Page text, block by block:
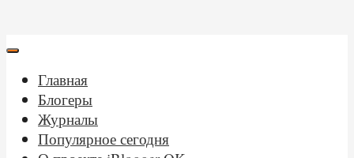
Главная
Блогеры
Журналы
Популярное сегодня